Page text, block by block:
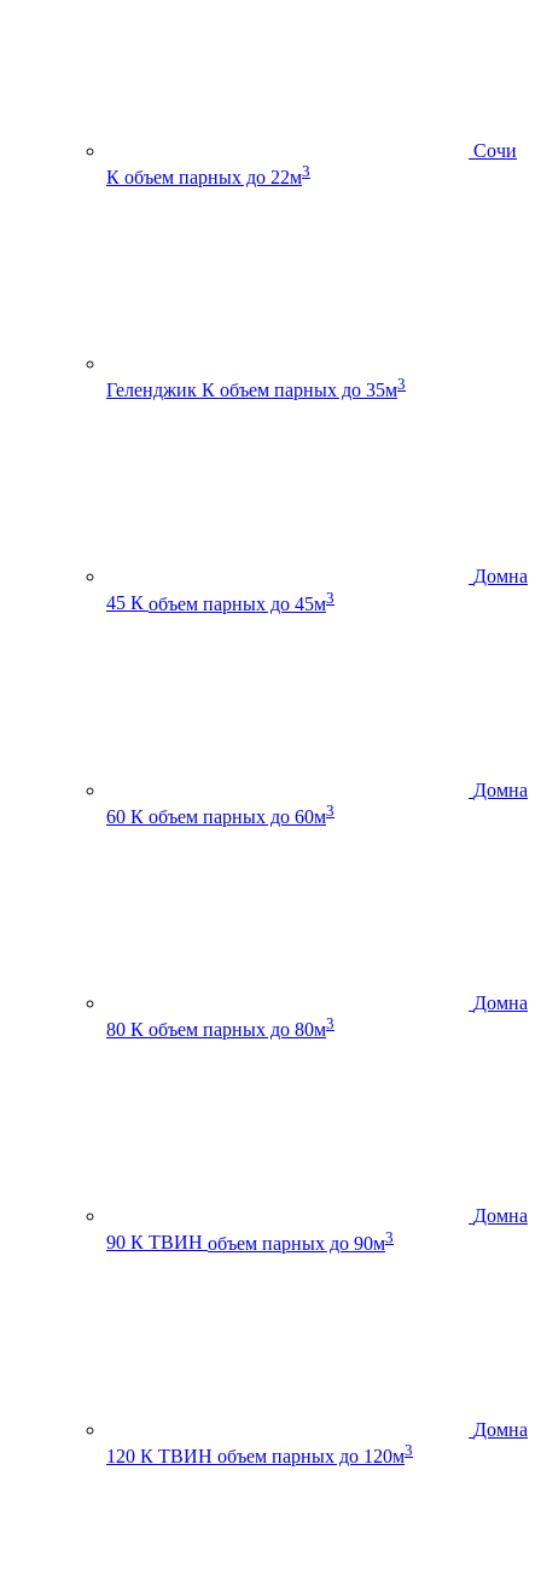
Сочи
К объем парных до 22м3
Геленджик К объем парных до 35м3
Домна
45 К объем парных до 45м3
Домна
60 К объем парных до 60м3
Домна
80 К объем парных до 80м3
Домна
90 К ТВИН объем парных до 90м3
Домна
120 К ТВИН объем парных до 120м3